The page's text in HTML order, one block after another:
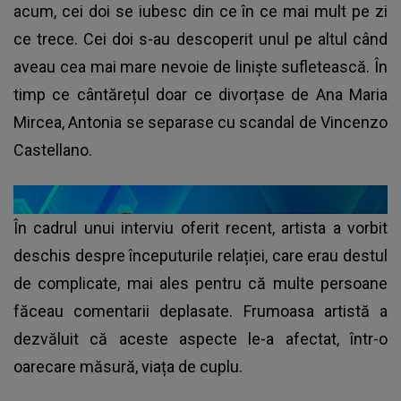
acum, cei doi se iubesc din ce în ce mai mult pe zi
ce trece. Cei doi s-au descoperit unul pe altul când
aveau cea mai mare nevoie de liniște sufletească. În
timp ce cântărețul doar ce divorțase de Ana Maria
Mircea, Antonia se separase cu scandal de Vincenzo
Castellano.
În cadrul unui interviu oferit recent, artista a vorbit
deschis despre începuturile relației, care erau destul
de complicate, mai ales pentru că multe persoane
făceau comentarii deplasate. Frumoasa artistă a
dezvăluit că aceste aspecte le-a afectat, într-o
oarecare măsură, viața de cuplu.